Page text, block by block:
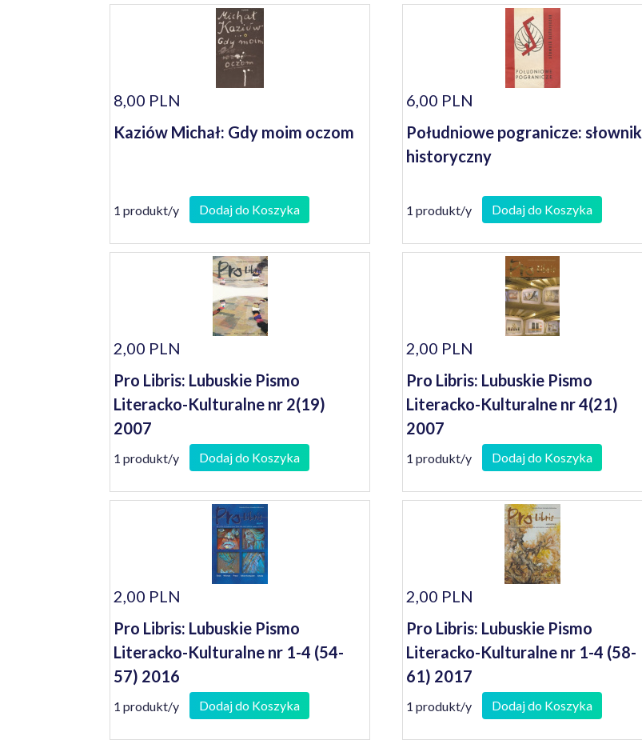
8,00 PLN
Kaziów Michał: Gdy moim oczom
1 produkt/y Dodaj do Koszyka
6,00 PLN
Południowe pogranicze: słownik
historyczny
1 produkt/y Dodaj do Koszyka
2,00 PLN
Pro Libris: Lubuskie Pismo
Literacko-Kulturalne nr 2(19)
2007
1 produkt/y Dodaj do Koszyka
2,00 PLN
Pro Libris: Lubuskie Pismo
Literacko-Kulturalne nr 4(21)
2007
1 produkt/y Dodaj do Koszyka
2,00 PLN
Pro Libris: Lubuskie Pismo
Literacko-Kulturalne nr 1-4 (54-
57) 2016
1 produkt/y Dodaj do Koszyka
2,00 PLN
Pro Libris: Lubuskie Pismo
Literacko-Kulturalne nr 1-4 (58-
61) 2017
1 produkt/y Dodaj do Koszyka